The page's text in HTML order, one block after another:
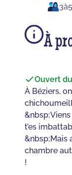
3à
À
Ouvert du
À Béziers,
t’es
&nbsp;Mais
chambre
!